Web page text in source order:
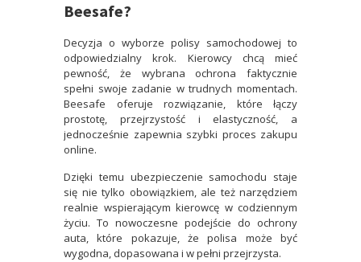
Beesafe?
Decyzja o wyborze polisy samochodowej to
odpowiedzialny krok. Kierowcy chcą mieć
pewność, że wybrana ochrona faktycznie
spełni swoje zadanie w trudnych momentach.
Beesafe oferuje rozwiązanie, które łączy
prostotę, przejrzystość i elastyczność, a
jednocześnie zapewnia szybki proces zakupu
online.
Dzięki temu ubezpieczenie samochodu staje
się nie tylko obowiązkiem, ale też narzędziem
realnie wspierającym kierowcę w codziennym
życiu. To nowoczesne podejście do ochrony
auta, które pokazuje, że polisa może być
wygodna, dopasowana i w pełni przejrzysta.